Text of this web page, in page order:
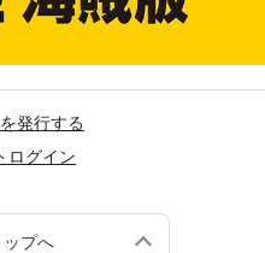
発行する
ログイン
プへ